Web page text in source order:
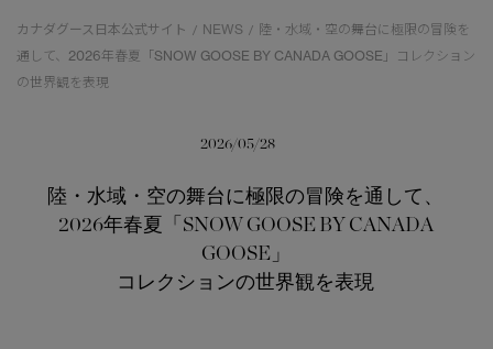
サマー 26 コレクションLOOK
スノーグース
メイドインジャパンTシャツ
アウターウェア
アパレル
サマー 26 コレクションLOOK
スノーグース
メイドインジャパンTシャツ
アウターウェア
アパレル
コレクション
詳しく見る
下取り申請
カナダグース日本公式サイト / NEWS /
陸・水域・空の舞台に極限の冒険を
通して、2026年春夏「SNOW GOOSE BY CANADA GOOSE」コレクション
の世界観を表現
2026/05/28
陸・水域・空の舞台に極限の冒険を通して、
2026年春夏「SNOW GOOSE BY CANADA
GOOSE」
コレクションの世界観を表現